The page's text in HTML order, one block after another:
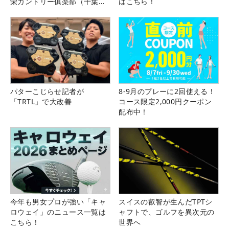
パターこじらせ記者が
「TRTL」で大改善
8-9月のプレーに2回使える！
コース限定2,000円クーポン
配布中！
今年も男女プロが強い「キャ
ロウェイ」のニュース一覧は
こちら！
スイスの叡智が生んだTPTシ
ャフトで、ゴルフを異次元の
世界へ